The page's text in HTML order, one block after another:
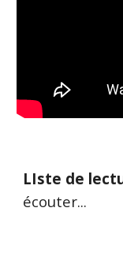
LIste de
écouter...